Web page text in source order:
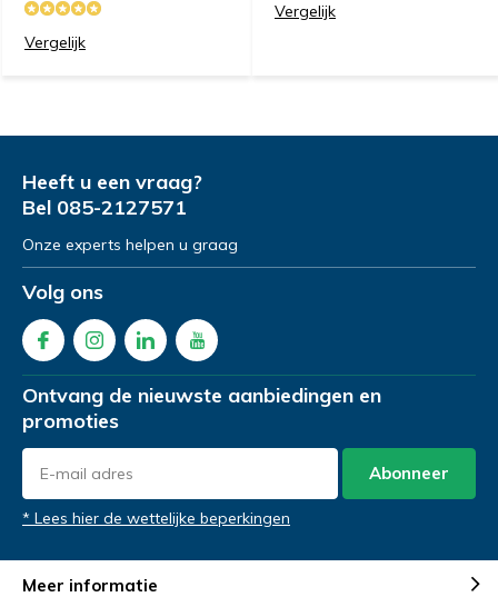
Vergelijk
Vergelijk
Heeft u een vraag?
Bel 085-2127571
Onze experts helpen u graag
Volg ons
Ontvang de nieuwste aanbiedingen en
promoties
Abonneer
* Lees hier de wettelijke beperkingen
Meer informatie